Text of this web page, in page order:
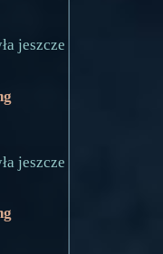
jeszcze
jeszcze